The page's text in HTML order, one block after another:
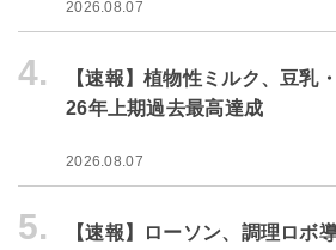
2026.08.07
4.
【速報】植物性ミルク、豆乳
26年上期過去最高達成
2026.08.07
5.
【速報】ローソン、調理ロ